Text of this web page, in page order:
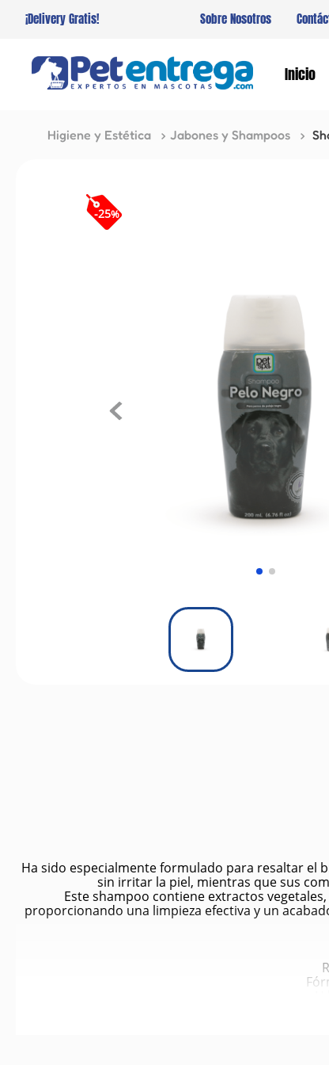
¡Delivery Gratis! Sobre Nosotros
Inicio
Higiene y Estética Jabones y Shampoos
-25%
Ha sido especialmente formulado para resaltar el
sin irritar la piel, mientras que sus
Este shampoo contiene extractos
proporcionando una limpieza efectiva y un
Efecto